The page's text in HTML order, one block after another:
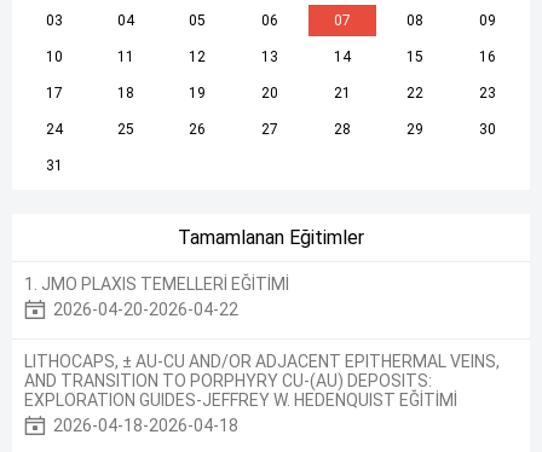
03 04 05 06 07 08 09
10 11 12 13 14 15 16
17 18 19 20 21 22 23
24 25 26 27 28 29 30
31
Tamamlanan Eğitimler
1. JMO PLAXIS TEMELLERİ EĞİTİMİ
2026-04-20-2026-04-22
LITHOCAPS, ± AU-CU AND/OR ADJACENT EPITHERMAL VEINS,
AND TRANSITION TO PORPHYRY CU-(AU) DEPOSITS:
EXPLORATION GUIDES-JEFFREY W. HEDENQUIST EĞİTİMİ
2026-04-18-2026-04-18